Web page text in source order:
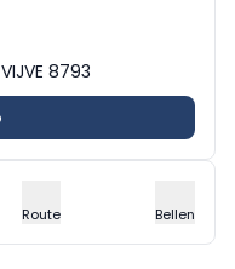
8793
Route Bellen